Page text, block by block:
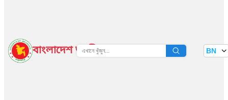
বাংলাদেশ জাতীয় তথ্য বাতায়ন BN